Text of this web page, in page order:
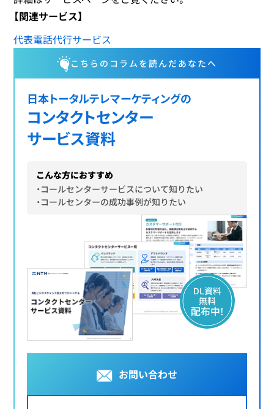
【関連サービス】
代表電話代行サービス
こちらのコラムを読んだあなたへ
日本トータルテレマーケティングの
コンタクトセンター
サービス資料
こんな方におすすめ
・コールセンターサービスについて知りたい
・コールセンターの成功事例が知りたい
DL資料
無料
配布中!
お問い合わせ